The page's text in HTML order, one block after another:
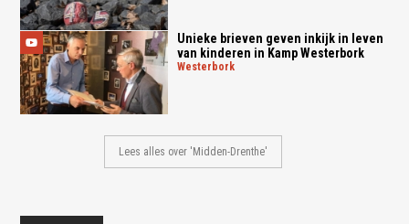
Unieke brieven geven inkijk in leven
van kinderen in Kamp Westerbork
westerbork
Lees alles over 'Midden-Drenthe'